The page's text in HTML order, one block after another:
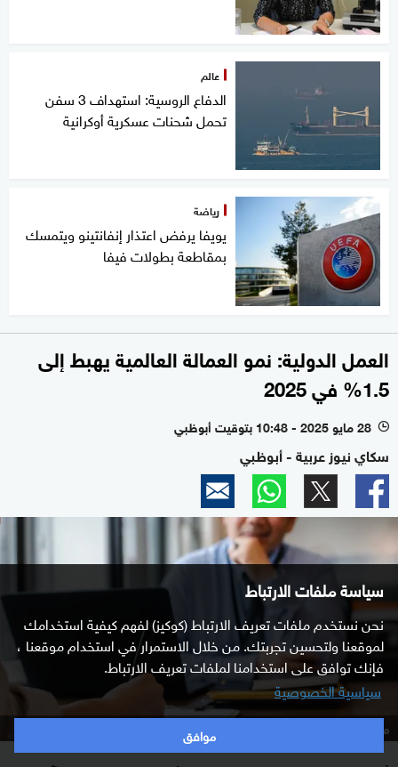
سياسة ملفات الارتباط
نحن نستخدم ملفات تعريف الارتباط (كوكيز) لفهم كيفية استخدامك
لموقعنا ولتحسين تجربتك. من خلال الاستمرار في استخدام موقعنا ،
فإنك توافق على استخدامنا لملفات تعريف الارتباط.
سياسية الخصوصية
موافق
عالم
الدفاع الروسية: استهداف 3 سفن
تحمل شحنات عسكرية أوكرانية
رياضة
يويفا يرفض اعتذار إنفانتينو ويتمسك
بمقاطعة بطولات فيفا
العمل الدولية: نمو العمالة العالمية يهبط إلى
1.5% في 2025
l 28 مايو 2025 - 10:48 بتوقيت أبوظبي
سكاي نيوز عربية - أبوظبي
مقابلات التوظيف